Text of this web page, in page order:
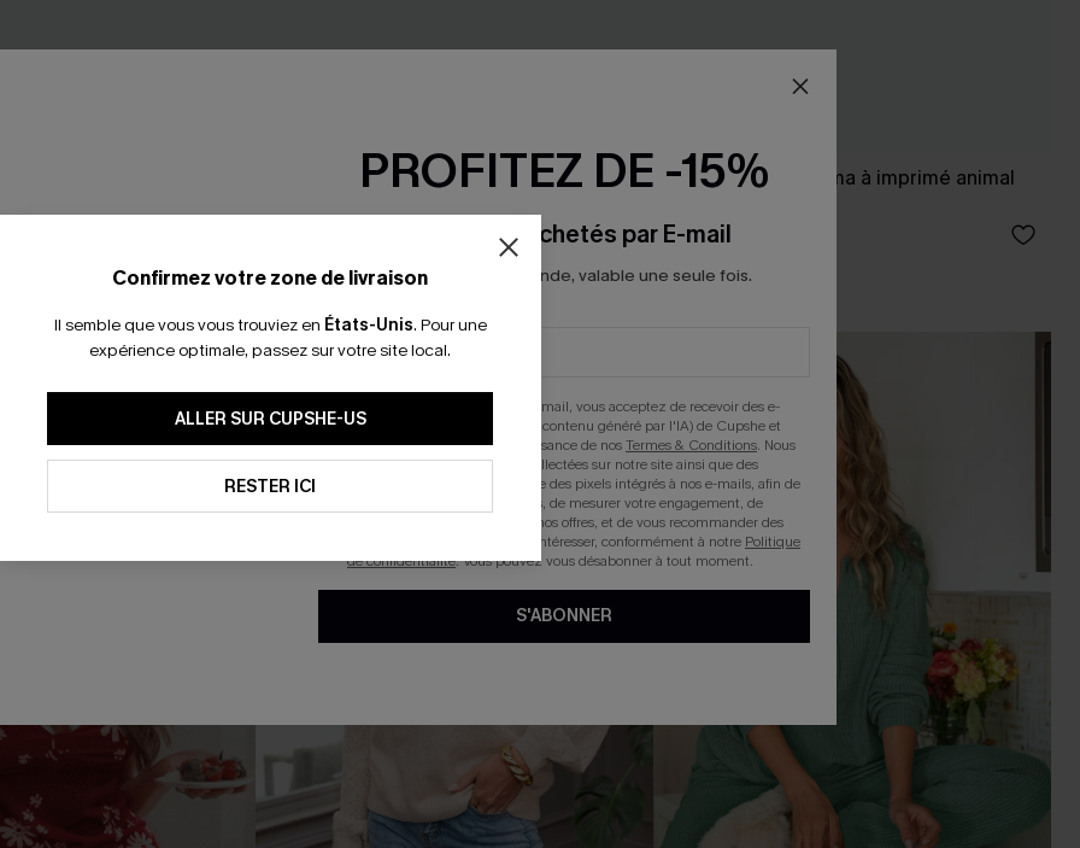
Soutien-gorge nude discret et
Ensemble de pyjama à imprimé animal
25,00 €
Confirmez votre zone de livraison
Il semble que vous vous trouviez en États-Unis. Pour une
expérience optimale, passez sur votre site local.
ALLER SUR CUPSHE-US
RESTER ICI
PROFITEZ DE -15%
-15% dès 2 Achetés par E-mail
*Un code par commande, valable une seule fois.
En soumettant votre adresse e-mail, vous acceptez de recevoir des e-
mails marketing (y compris du contenu généré par l'IA) de Cupshe et
reconnaissez avoir pris connaissance de nosTermes & Conditions. Nous
pouvons utiliser les données collectées sur notre site ainsi que des
technologies de suivi, telles que des pixels intégrés à nos e-mails, afin de
savoir si ceux-ci ont été ouverts, de mesurer votre engagement, de
personnaliser nos contenus et nos offres, et de vous recommander des
produits susceptibles de vous intéresser, conformément à notre Politique
de confidentialité. Vous pouvez vous désabonner à tout moment.
S'ABONNER